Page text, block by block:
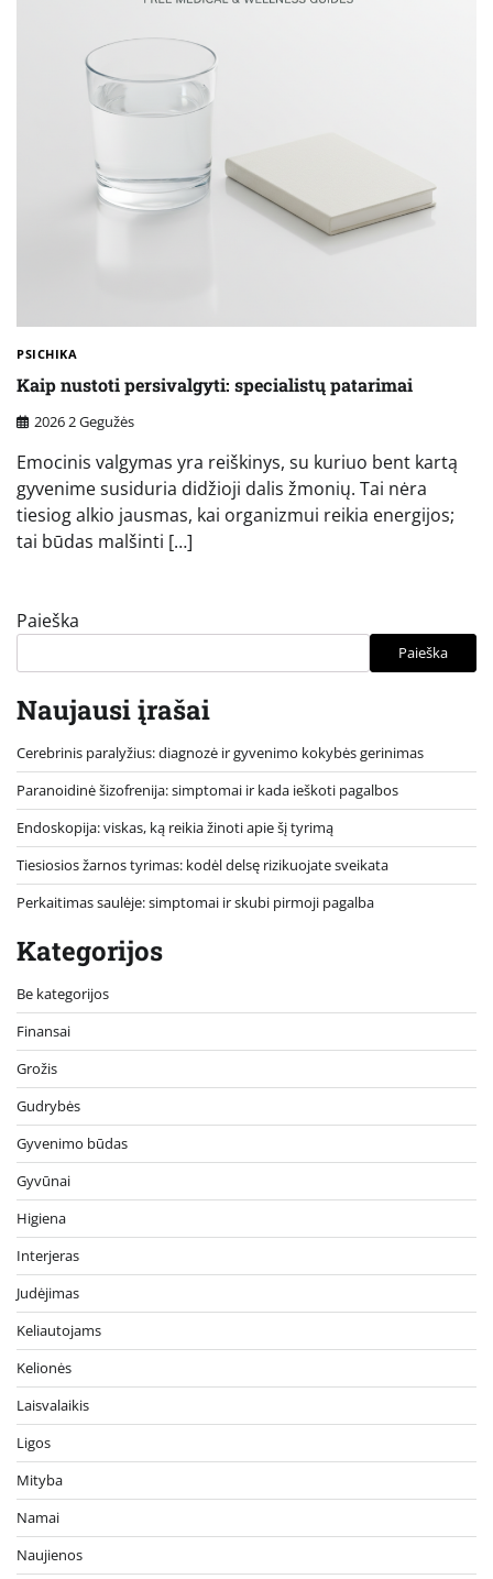
PSICHIKA
Kaip nustoti persivalgyti: specialistų patarimai
2026 2 Gegužės
Emocinis valgymas yra reiškinys, su kuriuo bent kartą
gyvenime susiduria didžioji dalis žmonių. Tai nėra
tiesiog alkio jausmas, kai organizmui reikia energijos;
tai būdas malšinti […]
Paieška
Paieška
Naujausi įrašai
Cerebrinis paralyžius: diagnozė ir gyvenimo kokybės gerinimas
Paranoidinė šizofrenija: simptomai ir kada ieškoti pagalbos
Endoskopija: viskas, ką reikia žinoti apie šį tyrimą
Tiesiosios žarnos tyrimas: kodėl delsę rizikuojate sveikata
Perkaitimas saulėje: simptomai ir skubi pirmoji pagalba
Kategorijos
Be kategorijos
Finansai
Grožis
Gudrybės
Gyvenimo būdas
Gyvūnai
Higiena
Interjeras
Judėjimas
Keliautojams
Kelionės
Laisvalaikis
Ligos
Mityba
Namai
Naujienos